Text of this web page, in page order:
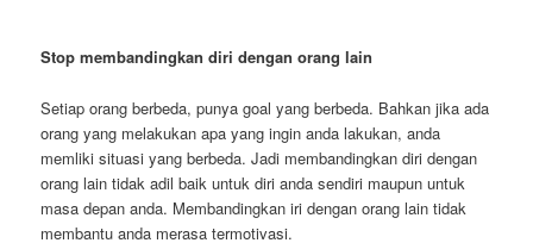
Stop membandingkan diri dengan orang lain
Setiap orang berbeda, punya goal yang berbeda. Bahkan jika ada
orang yang melakukan apa yang ingin anda lakukan, anda
memliki situasi yang berbeda. Jadi membandingkan diri dengan
orang lain tidak adil baik untuk diri anda sendiri maupun untuk
masa depan anda. Membandingkan iri dengan orang lain tidak
membantu anda merasa termotivasi.